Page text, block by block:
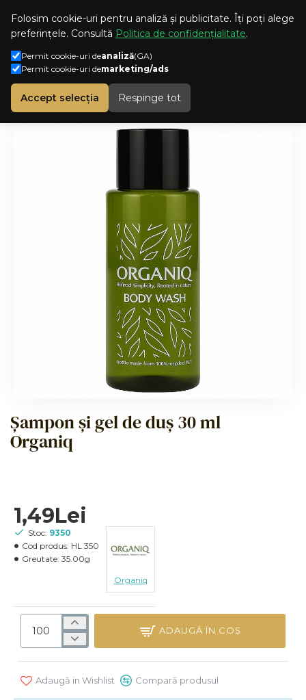
Folosim cookie-uri pentru analiză și publicitate. Îți poți alege
preferințele. Consultă Politica de confidențialitate.
Permit cookie-uri deanaliză(GA)
Permit cookie-uri demarketing/ads
Accept selecția Respinge tot
o
m
Șampon și gel de duș 30 ml Organiq
Șampon și gel de duș 30 ml
Organiq
1,49Lei
Stoc: 9350
Cod produs: HL 350
Greutate: 35.00g
Organiq
ADAUGĂ ÎN COŞ
Adaugă in Wishlist Compară produsul